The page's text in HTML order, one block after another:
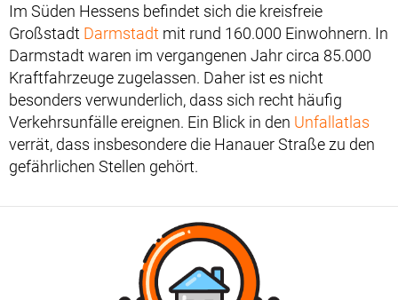
Im Süden Hessens befindet sich die kreisfreie
Großstadt Darmstadt mit rund 160.000 Einwohnern. In
Darmstadt waren im vergangenen Jahr circa 85.000
Kraftfahrzeuge zugelassen. Daher ist es nicht
besonders verwunderlich, dass sich recht häufig
Verkehrsunfälle ereignen. Ein Blick in den Unfallatlas
verrät, dass insbesondere die Hanauer Straße zu den
gefährlichen Stellen gehört.